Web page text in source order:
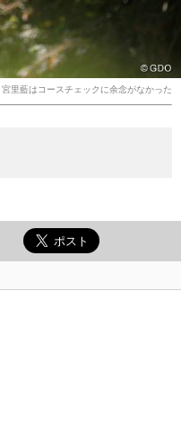
里藍はコースチェックに余念がなかった